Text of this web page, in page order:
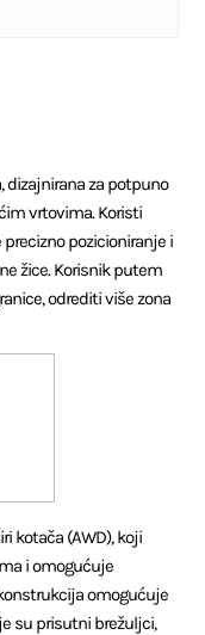
dizajnirana za potpuno
vrtovima. Koristi
pozicioniranje i
žice. Korisnik putem
odrediti više zona
kotača (AWD), koji
i omogućuje
omogućuje
su prisutni brežuljci,